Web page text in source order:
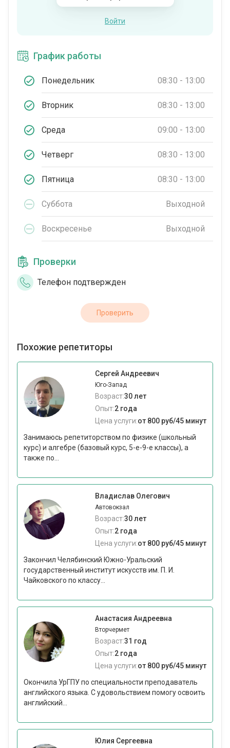
Войти
График работы
Понедельник 08:30 - 13:00
Вторник 08:30 - 13:00
Среда 09:00 - 13:00
Четверг 08:30 - 13:00
Пятница 08:30 - 13:00
Суббота Выходной
Воскресенье Выходной
Проверки
Телефон подтвержден
Проверить
Похожие репетиторы
Сергей Андреевич
Юго-Запад
Возраст:30 лет
Опыт:2 года
Цена услуги:от 800 руб/45 минут
Занимаюсь репетиторством по физике (школьный
курс) и алгебре (базовый курс, 5-е-9-е классы), а
также по...
Владислав Олегович
Автовокзал
Возраст:30 лет
Опыт:2 года
Цена услуги:от 800 руб/45 минут
Закончил Челябинский Южно-Уральский
государственный институт искусств им. П. И.
Чайковского по классу...
Анастасия Андреевна
Вторчермет
Возраст:31 год
Опыт:2 года
Цена услуги:от 800 руб/45 минут
Окончила УрГПУ по специальности преподаватель
английского языка. С удовольствием помогу освоить
английский...
Юлия Сергеевна